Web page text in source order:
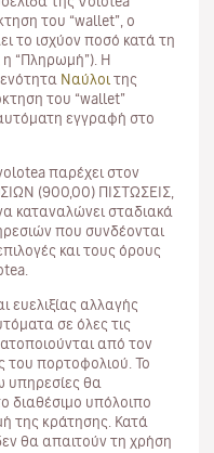
του “wallet”, ο
το ισχύον ποσό κατά τη
“Πληρωμή”). Η
Ναύλοι της
του “wallet”
εγγραφή στο
παρέχει στον
(900,00) ΠΙΣΤΩΣΕΙΣ,
καταναλώνει σταδιακά
που συνδέονται
και τους όρους
ευελιξίας αλλαγής
σε όλες τις
από τον
του πορτοφολιού. Το
υπηρεσίες θα
διαθέσιμο υπόλοιπο
της κράτησης. Κατά
θα απαιτούν τη χρήση